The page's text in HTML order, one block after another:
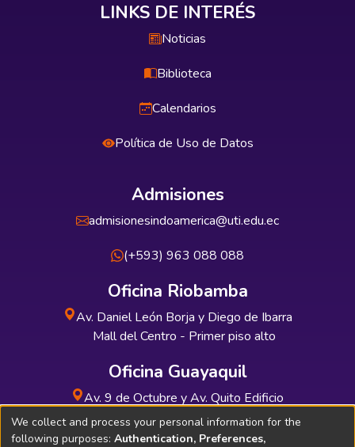
LINKS DE INTERÉS
Noticias
Biblioteca
Calendarios
Política de Uso de Datos
Admisiones
admisionesindoamerica@uti.edu.ec
(+593) 963 088 088
Oficina Riobamba
Av. Daniel León Borja y Diego de Ibarra
Mall del Centro - Primer piso alto
Oficina Guayaquil
Av. 9 de Octubre y Av. Quito Edificio
INDUAUTO - Planta baja
We collect and process your personal information for the
following purposes: Authentication, Preferences,